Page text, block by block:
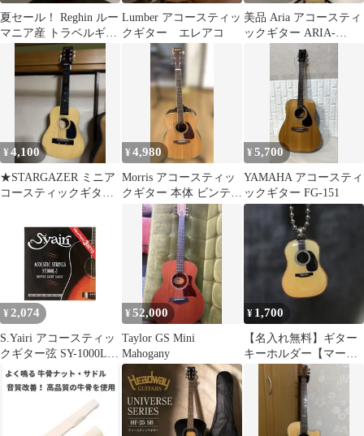
夏セール！ Reghin ルー
マニア産 トラベルギタ
Lumber アコースティッ
クギター エレアコ
美品 Aria アコースティ
ックギター ARIA-
101MTN マットナチュ
¥4,100
★STARGAZER ミニア
コースティックギター
¥4,980
Morris アコースティッ
クギター 本体 ビンテー
ジギター★
¥5,700
YAMAHA アコースティ
ックギター FG-151
¥ 2,074
S.Yairi アコースティッ
クギター弦 SY-1000L-3
3セットパック ライト
(012-052) SY-1000L-3
¥52,000
Taylor GS Mini
Mahogany
¥ 1,700
【名入れ無料】ギター
キーホルダー【マーテ
ィン】D-45